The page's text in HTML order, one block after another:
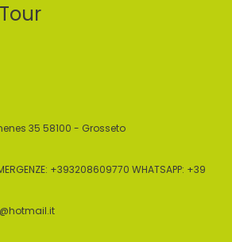
35 58100 - Grosseto
+393208609770 WHATSAPP: +39